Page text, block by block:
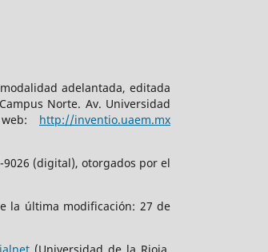
adelantada, editada
Norte. Av. Universidad
http://inventio.uaem.mx
9026 (digital), otorgados por el
la última modificación: 27 de